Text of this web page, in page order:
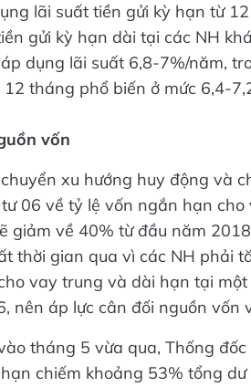
lãi suất tiền gửi kỳ hạn từ
gửi kỳ hạn dài tại các NH
dụng lãi suất 6,8-7%/năm,
12 tháng phổ biến ở mức 6,4-
vốn
xu hướng huy động và
06 về tỷ lệ vốn ngắn hạn
giảm về 40% từ đầu năm
thời gian qua vì các NH phải
vay trung và dài hạn tại
nên áp lực cân đối nguồn vốn
tháng 5 vừa qua, Thống
chiếm khoảng 53% tổng